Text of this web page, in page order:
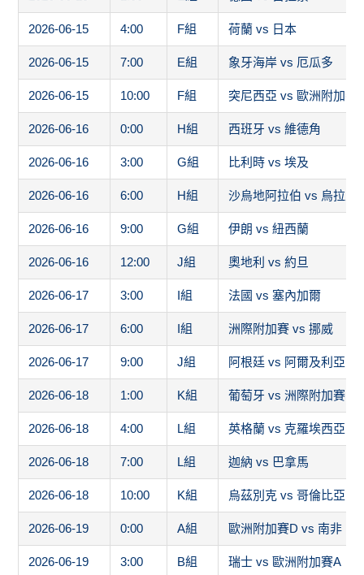
2026-06-15 4:00 F組 荷蘭 vs 日本
2026-06-15 7:00 E組 象牙海岸 vs 厄瓜多
2026-06-15 10:00 F組 突尼西亞 vs 歐洲附加賽
2026-06-16 0:00 H組 西班牙 vs 維德角
2026-06-16 3:00 G組 比利時 vs 埃及
2026-06-16 6:00 H組 沙烏地阿拉伯 vs 烏拉圭
2026-06-16 9:00 G組 伊朗 vs 紐西蘭
2026-06-16 12:00 J組 奧地利 vs 約旦
2026-06-17 3:00 I組 法國 vs 塞內加爾
2026-06-17 6:00 I組 洲際附加賽 vs 挪威
2026-06-17 9:00 J組 阿根廷 vs 阿爾及利亞
2026-06-18 1:00 K組 葡萄牙 vs 洲際附加賽1
2026-06-18 4:00 L組 英格蘭 vs 克羅埃西亞
2026-06-18 7:00 L組 迦納 vs 巴拿馬
2026-06-18 10:00 K組 烏茲別克 vs 哥倫比亞
2026-06-19 0:00 A組 歐洲附加賽D vs 南非
2026-06-19 3:00 B組 瑞士 vs 歐洲附加賽A